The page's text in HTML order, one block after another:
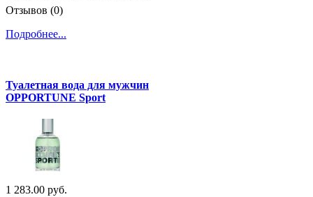
Отзывов (0)
Подробнее...
Туалетная вода для мужчин
OPPORTUNE Sport
1 283.00 руб.